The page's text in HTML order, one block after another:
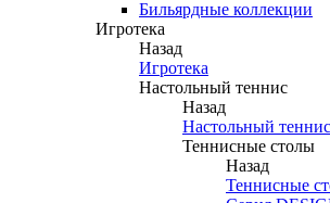
Бильярдные коллекции
Игротека
Назад
Игротека
Настольный теннис
Назад
Настольный теннис
Теннисные столы
Назад
Теннисные